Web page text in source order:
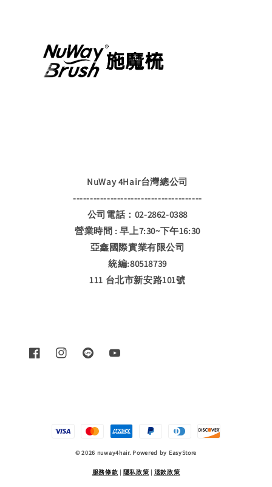
NuWay 4Hair台灣總公司
--------------------------------------
公司電話：02-2862-0388
營業時間 : 早上7:30~下午16:30
亞鑫國際實業有限公司
統編:80518739
111 台北市新安路101號
© 2026 nuway4hair. Powered by EasyStore
服務條款 | 隱私政策 | 退款政策